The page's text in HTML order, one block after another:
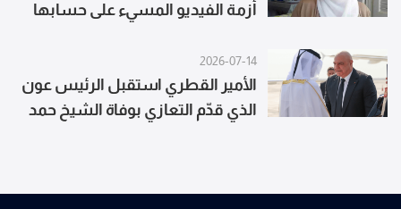
أزمة الفيديو المسيء على حسابها
2026-07-14
الأمير القطري استقبل الرئيس عون
الذي قدّم التعازي بوفاة الشيخ حمد